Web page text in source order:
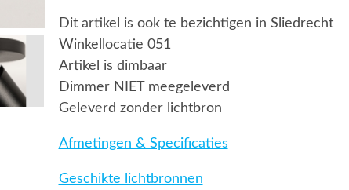
Dit artikel is ook te bezichtigen in Sliedrecht
Winkellocatie 051
Artikel is dimbaar
Dimmer NIET meegeleverd
Geleverd zonder lichtbron
Afmetingen & Specificaties
Geschikte lichtbronnen